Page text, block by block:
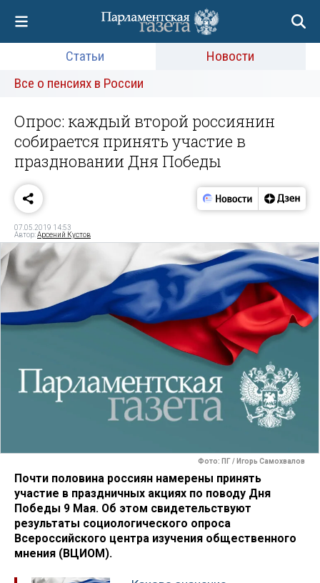
Статьи
Новости
Все о пенсиях в России
Опрос: каждый второй россиянин
собирается принять участие в
праздновании Дня Победы
07.05.2019 14:53
Автор:Арсений Кустов
Фото: ПГ / Игорь Самохвалов
Почти половина россиян намерены принять
участие в праздничных акциях по поводу Дня
Победы 9 Мая. Об этом свидетельствуют
результаты социологического опроса
Всероссийского центра изучения общественного
мнения (ВЦИОМ).